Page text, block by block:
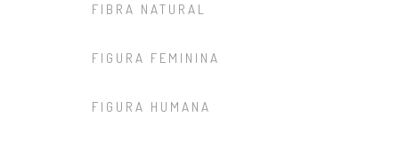
FIBRA NATURAL
FIGURA FEMININA
FIGURA HUMANA